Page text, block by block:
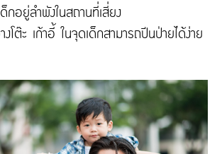
ด็กอยู่ลำพังในสถานที่เสี่ยง
งโต๊ะ เก้าอี้ ในจุดเด็กสามารถปีนป่ายได้ง่าย